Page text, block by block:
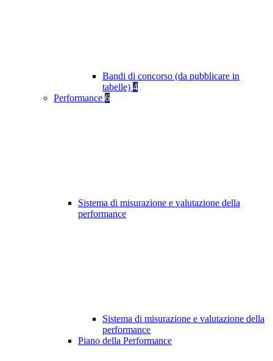
Bandi di concorso (da pubblicare in
tabelle) 4
Performance 6
Sistema di misurazione e valutazione della
performance
Sistema di misurazione e valutazione della
performance
Piano della Performance